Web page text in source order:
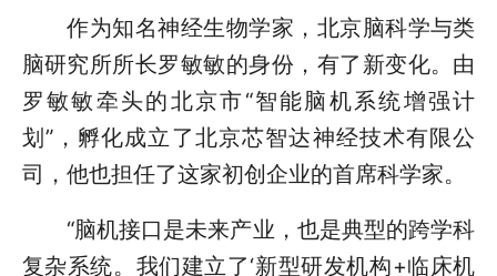
作为知名神经生物学家，北京脑科学与类
脑研究所所长罗敏敏的身份，有了新变化。由
罗敏敏牵头的北京市“智能脑机系统增强计
划”，孵化成立了北京芯智达神经技术有限公
司，他也担任了这家初创企业的首席科学家。
“脑机接口是未来产业，也是典型的跨学科
复杂系统。我们建立了‘新型研发机构+临床机